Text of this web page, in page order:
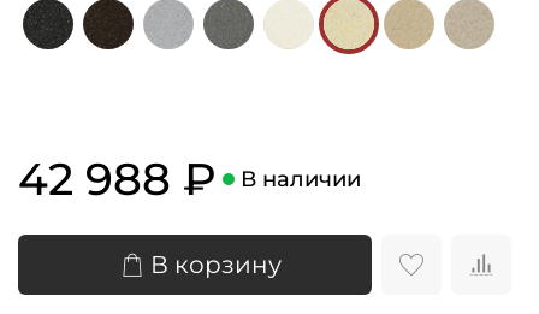
42 988 ₽ В наличии
В корзину